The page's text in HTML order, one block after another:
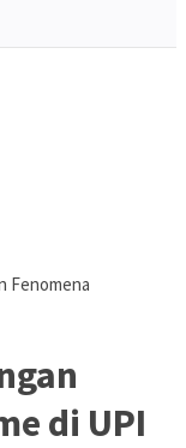
Fenomena
di UPI